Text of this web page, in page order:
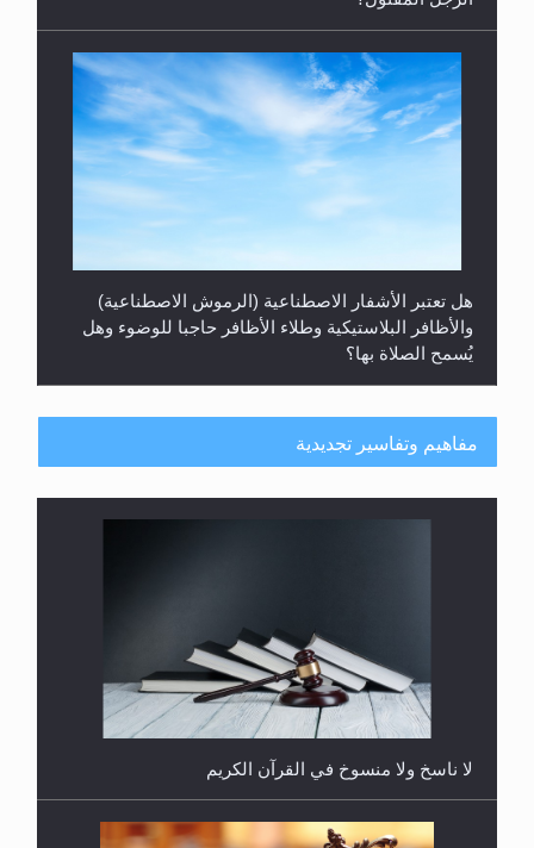
هل تعتبر الأشفار الاصطناعية (الرموش الاصطناعية)
والأظافر البلاستيكية وطلاء الأظافر حاجبا للوضوء وهل
يُسمح الصلاة بها؟
هل يُحسب حول الزكاة وفق السنة الميلادية أو الهجرية؟
مفاهيم وتفاسير تجديدية